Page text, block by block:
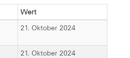
Wert
21. Oktober 2024
21. Oktober 2024